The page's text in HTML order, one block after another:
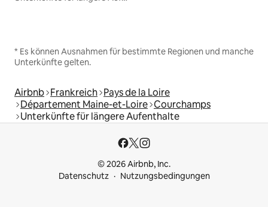
* Es können Ausnahmen für bestimmte Regionen und manche
Unterkünfte gelten.
Airbnb Frankreich Pays de la Loire
Département Maine-et-Loire Courchamps
Unterkünfte für längere Aufenthalte
© 2026 Airbnb, Inc.
Datenschutz
Nutzungsbedingungen